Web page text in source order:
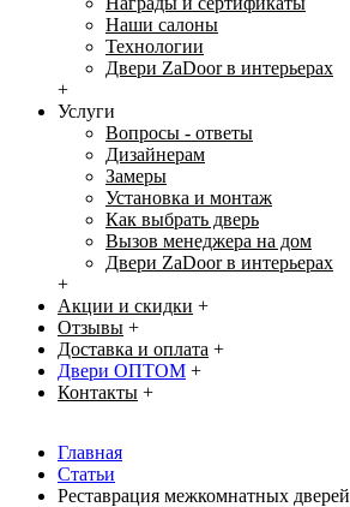
Наши салоны
Технологии
Двери ZaDoor в интерьерах
+
Услуги
Вопросы - ответы
Дизайнерам
Замеры
Установка и монтаж
Как выбрать дверь
Вызов менеджера на дом
Двери ZaDoor в интерьерах
+
Акции и скидки +
Отзывы +
Доставка и оплата +
Двери ОПТОМ +
Контакты +
Главная
Статьи
Реставрация межкомнатных дверей